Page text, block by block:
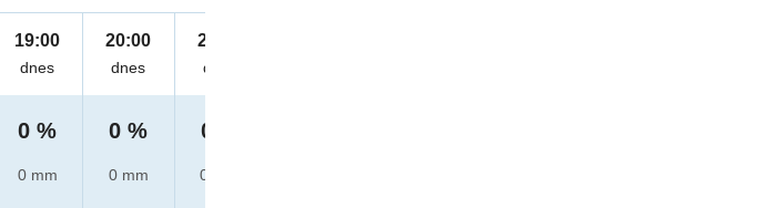
19:00
dnes
0 %
0 mm
20:00
dnes
0 %
0 mm
21:00
dnes
0 %
0 mm